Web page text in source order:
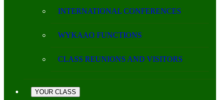
INTERNATIONAL CONFERENCES
WYKAAO FUNCTIONS
CLASS REUNIONS AND VISITORS
YOUR CLASS